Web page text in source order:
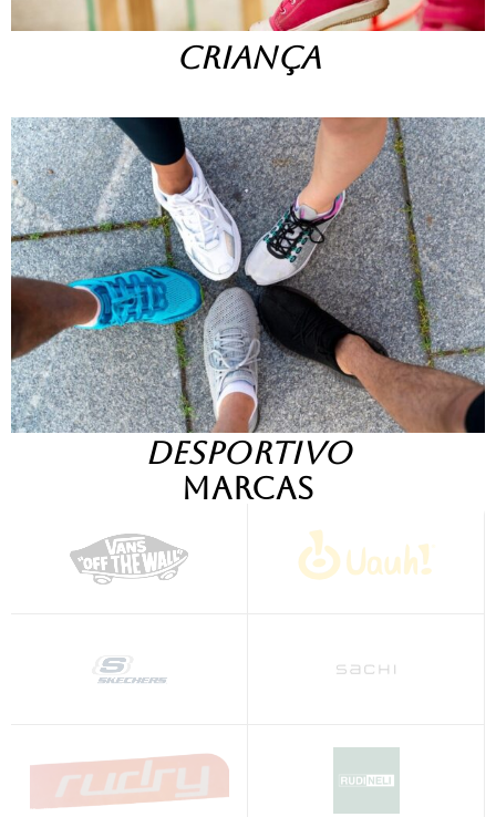
CRIANÇA
DESPORTIVO
Marcas